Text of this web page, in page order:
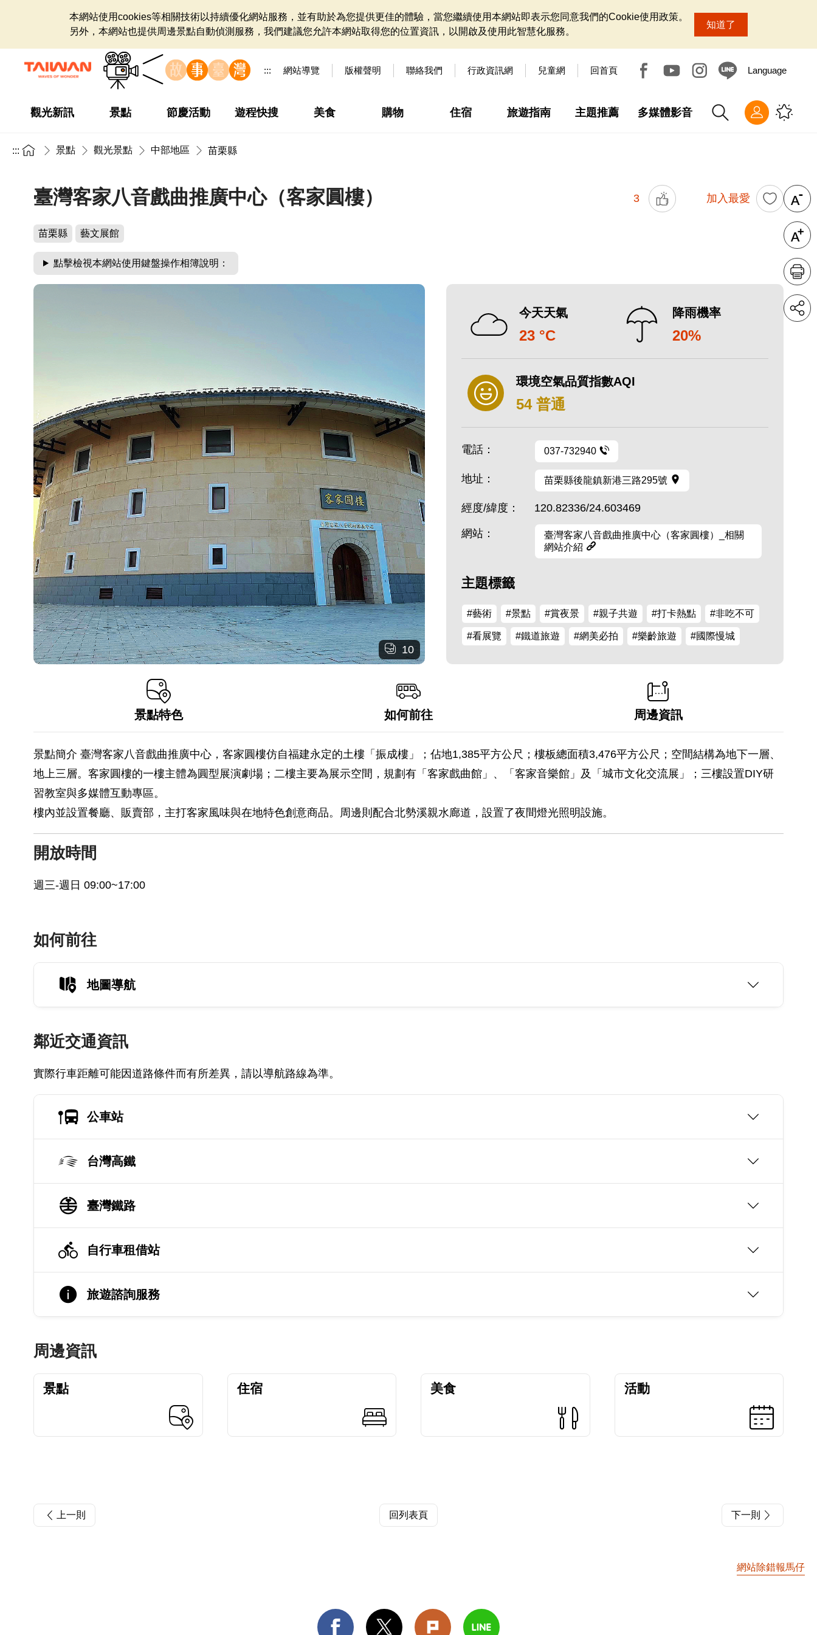
本網站使用cookies等相關技術以持續優化網站服務，並有助於為您提供更佳的體驗，當您繼續使用本網站即表示您同意我們的Cookie使用政策。
另外，本網站也提供周邊景點自動偵測服務，我們建議您允許本網站取得您的位置資訊，以開啟及使用此智慧化服務。
知道了
::: 網站導覽 版權聲明 聯絡我們 行政資訊網 兒童網 回首頁 Language
觀光新訊 景點 節慶活動 遊程快搜 美食 購物 住宿 旅遊指南 主題推薦 多媒體影音
::: 景點 觀光景點 中部地區 苗栗縣
臺灣客家八音戲曲推廣中心（客家圓樓） 3 加入最愛
苗栗縣 藝文展館
點擊檢視本網站使用鍵盤操作相簿說明：
10
今天天氣
23 °C
降雨機率
20%
環境空氣品質指數AQI
54 普通
電話： 037-732940
地址： 苗栗縣後龍鎮新港三路295號
經度/緯度： 120.82336/24.603469
網站：
臺灣客家八音戲曲推廣中心（客家圓樓）_相關
網站介紹
主題標籤
#藝術 #景點 #賞夜景 #親子共遊 #打卡熱點 #非吃不可
#看展覽 #鐵道旅遊 #網美必拍 #樂齡旅遊 #國際慢城
景點特色 如何前往 周邊資訊
景點簡介 臺灣客家八音戲曲推廣中心，客家圓樓仿自福建永定的土樓「振成樓」；佔地1,385平方公尺；樓板總面積3,476平方公尺；空間結構為地下一層、
地上三層。客家圓樓的一樓主體為圓型展演劇場；二樓主要為展示空間，規劃有「客家戲曲館」、「客家音樂館」及「城市文化交流展」；三樓設置DIY研
習教室與多媒體互動專區。
樓內並設置餐廳、販賣部，主打客家風味與在地特色創意商品。周邊則配合北勢溪親水廊道，設置了夜間燈光照明設施。
開放時間
週三-週日 09:00~17:00
如何前往
地圖導航
鄰近交通資訊
實際行車距離可能因道路條件而有所差異，請以導航路線為準。
公車站
台灣高鐵
臺灣鐵路
自行車租借站
旅遊諮詢服務
周邊資訊
景點 住宿 美食 活動
上一則 回列表頁 下一則
網站除錯報馬仔